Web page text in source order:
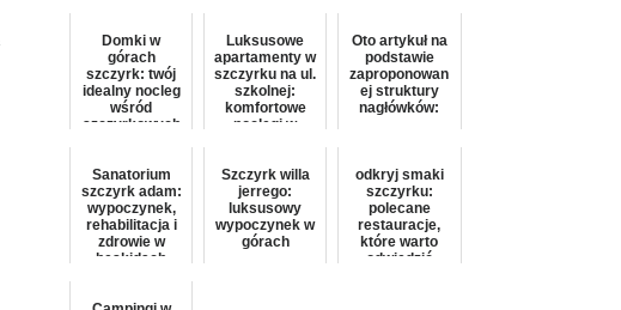
Domki w
górach
szczyrk: twój
idealny nocleg
wśród
szczyrkowych
Luksusowe
apartamenty w
szczyrku na ul.
szkolnej:
komfortowe
noclegi w
Oto artykuł na
podstawie
zaproponowan
ej struktury
nagłówków:
Sanatorium
szczyrk adam:
wypoczynek,
rehabilitacja i
zdrowie w
beskidach
Szczyrk willa
jerrego:
luksusowy
wypoczynek w
górach
odkryj smaki
szczyrku:
polecane
restauracje,
które warto
odwiedzić